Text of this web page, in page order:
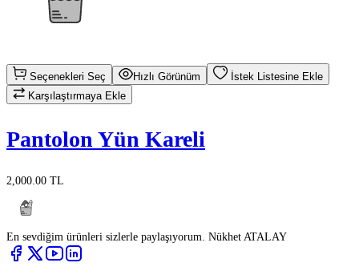
Seçenekleri Seç Hızlı Görünüm
İstek Listesine Ekle
Karşılaştırmaya Ekle
Pantolon Yün Kareli
2,000.00 TL
En sevdiğim ürünleri sizlerle paylaşıyorum. Nükhet ATALAY